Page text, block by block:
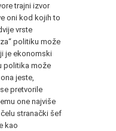
trajni izvor
oni kod kojih to
vrste
politiku može
je ekonomski
politika može
jeste,
pretvorile
one najviše
stranački šef
kao